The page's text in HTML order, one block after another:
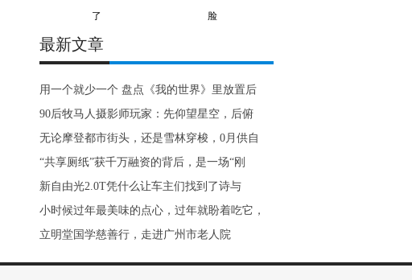
了
脸
最新文章
用一个就少一个 盘点《我的世界》里放置后
90后牧马人摄影师玩家：先仰望星空，后俯
无论摩登都市街头，还是雪林穿梭，0月供自
“共享厕纸”获千万融资的背后，是一场“刚
新自由光2.0T凭什么让车主们找到了诗与
小时候过年最美味的点心，过年就盼着吃它，
立明堂国学慈善行，走进广州市老人院